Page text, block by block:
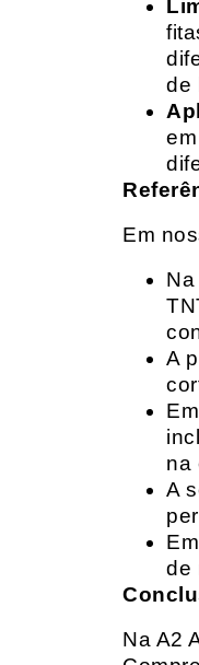
de
Em
A
Em
na
A
Em
de
Na A2